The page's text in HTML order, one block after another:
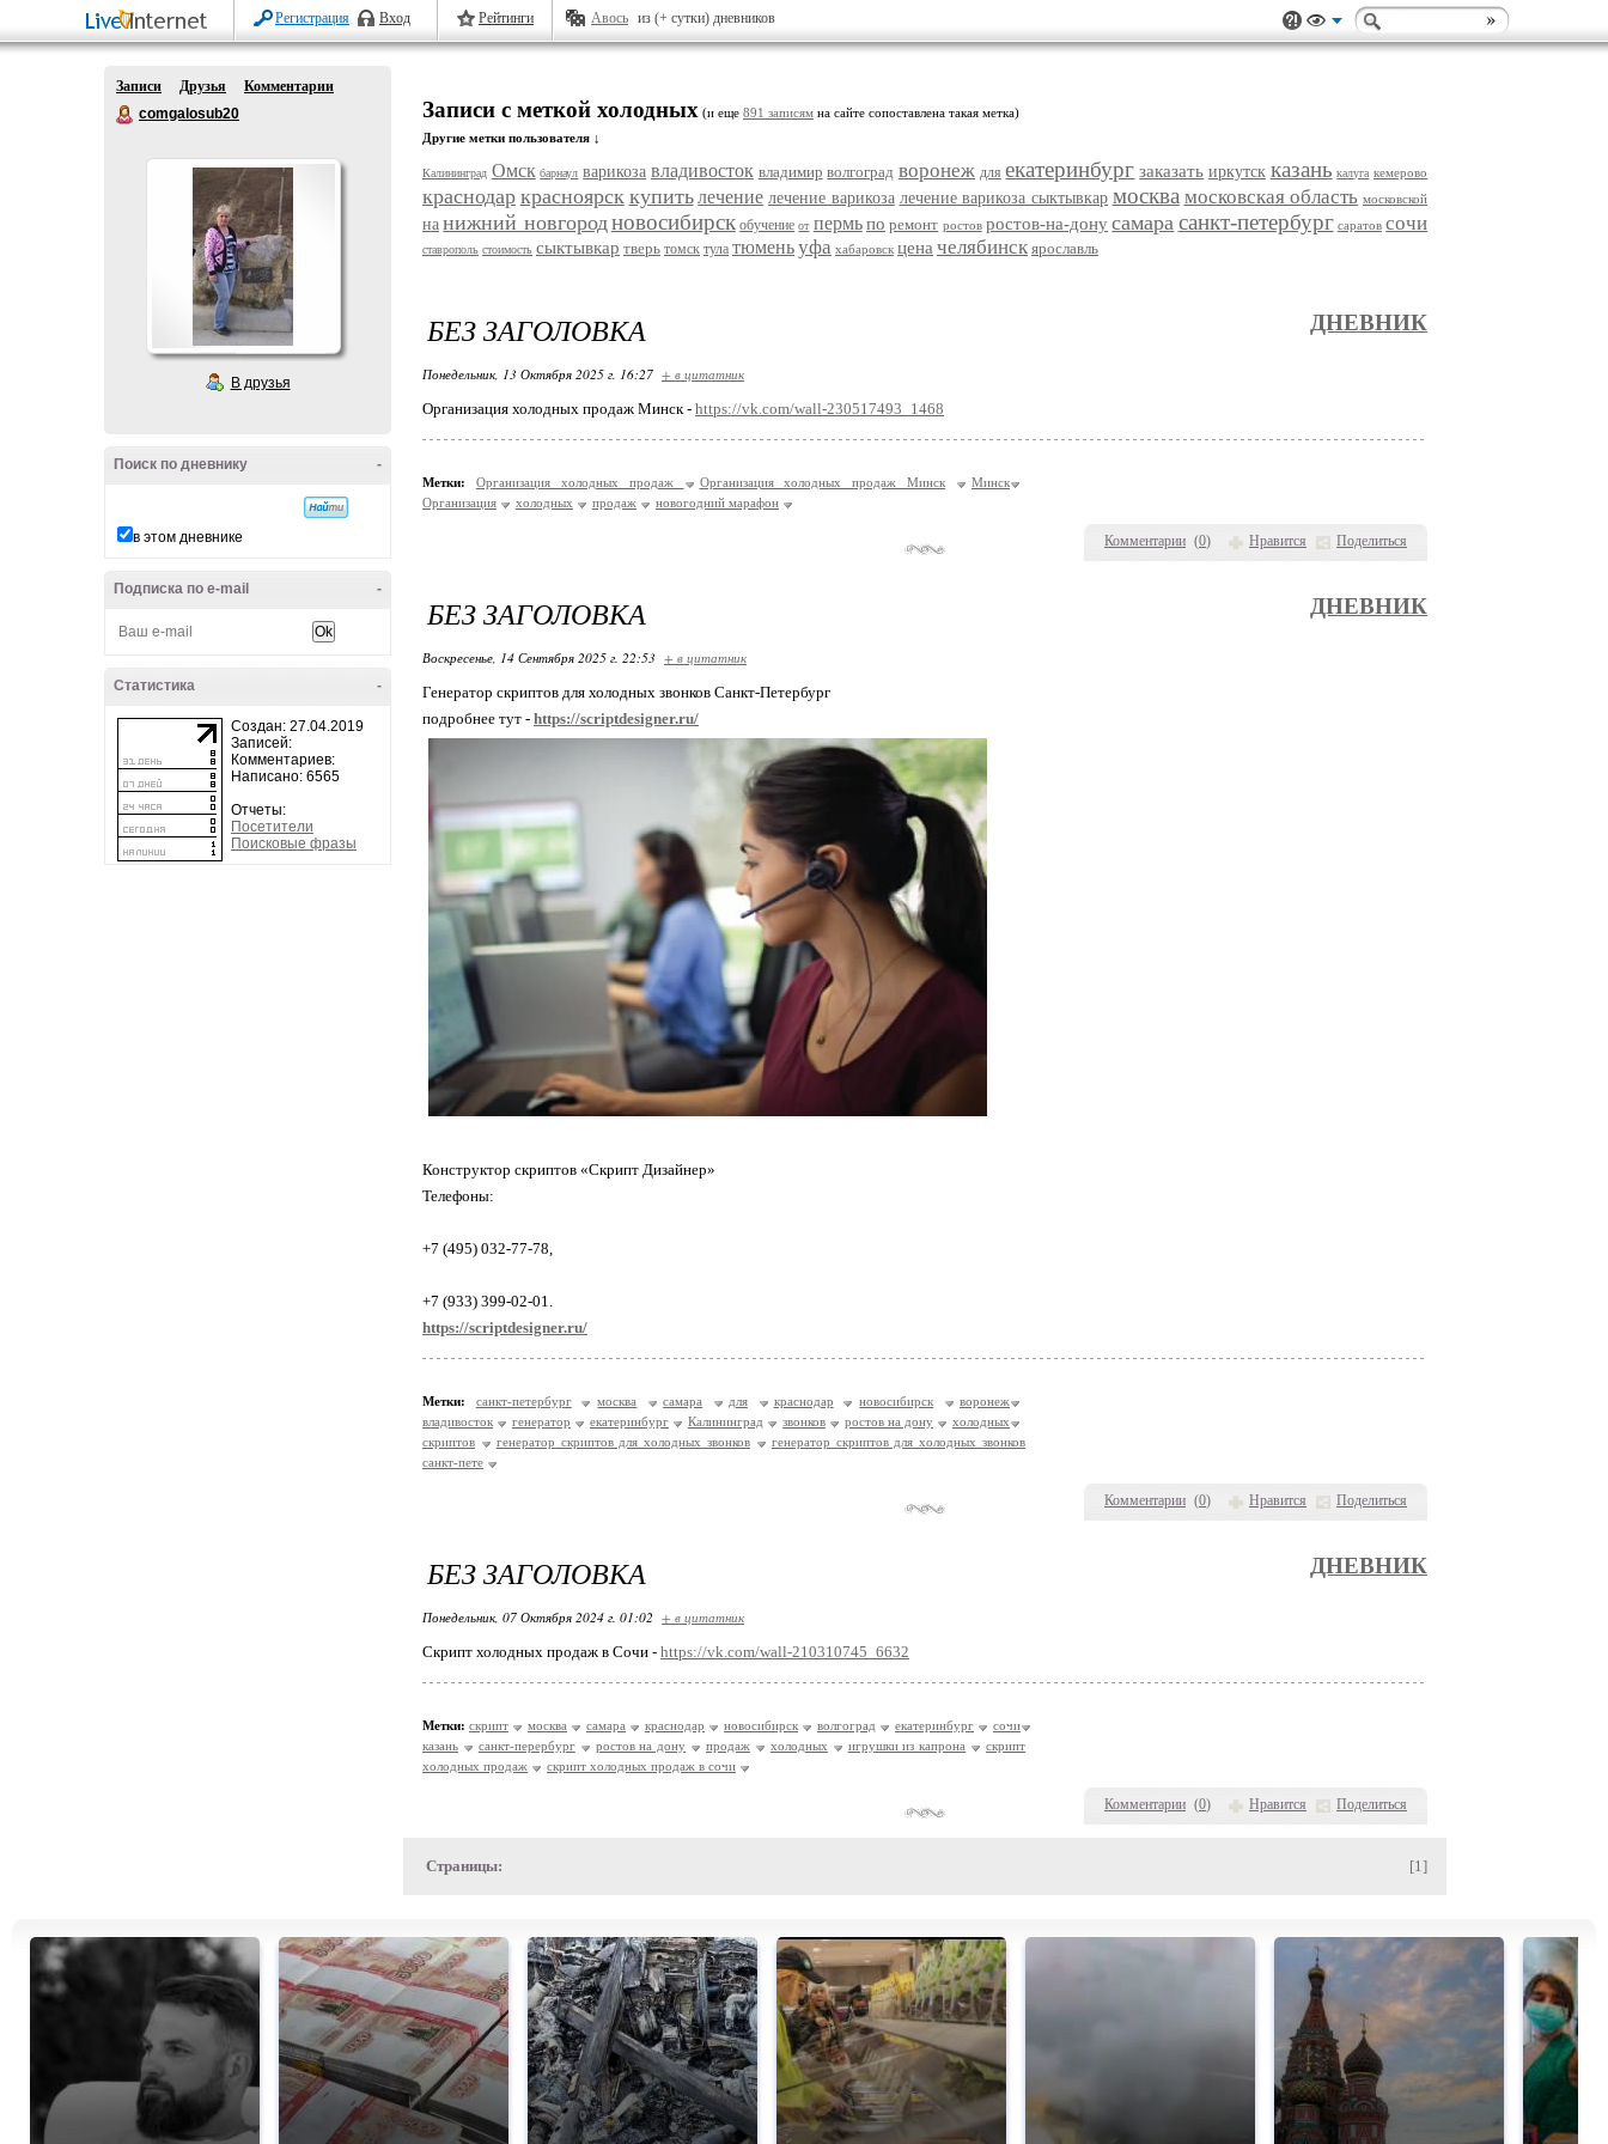
Регистрация Вход Рейтинги Авось из (+ сутки) дневников
Записи Друзья
Комментарии
comgalosub20
В друзья
-
Поиск по дневнику
в этом дневнике
-
Подписка по e-mail
-
Статистика
Создан: 27.04.2019
Записей:
Комментариев:
Написано: 6565
Отчеты:
Посетители
Поисковые фразы
Записи с меткой холодных (и еще 891 записям на сайте сопоставлена такая метка)
Другие метки пользователя ↓
Калининград Омск барнаул варикоза владивосток владимир волгоград воронеж для екатеринбург заказать иркутск казань калуга кемерово
краснодар красноярск купить лечение лечение варикоза лечение варикоза сыктывкар москва московская область московской
на нижний новгородновосибирск обучение от пермь по ремонт ростов ростов-на-дону самара санкт-петербург саратов сочи
ставрополь стоимость сыктывкар тверь томск тула тюменьуфа хабаровск цена челябинск ярославль
Комментарии (0) Нравится Поделиться
БЕЗ ЗАГОЛОВКА ДНЕВНИК
Понедельник, 13 Октября 2025 г. 16:27 + в цитатник
Организация холодных продаж Минск - https://vk.com/wall-230517493_1468
Метки: Организация холодных продаж Организация холодных продаж Минск
Минск
Организация
холодных продаж новогодний марафон
Комментарии (0) Нравится Поделиться
БЕЗ ЗАГОЛОВКА ДНЕВНИК
Воскресенье, 14 Сентября 2025 г. 22:53 + в цитатник
Генератор скриптов для холодных звонков Санкт-Петербург
подробнее тут - https://scriptdesigner.ru/
Конструктор скриптов «Скрипт Дизайнер»
Телефоны:
+7 (495) 032-77-78,
+7 (933) 399-02-01.
https://scriptdesigner.ru/
Метки: санкт-петербург москва самара для краснодар новосибирск
воронеж
владивосток
генератор екатеринбург Калининград звонков ростов на дону
холодных
скриптов
генератор скриптов для холодных звонков
генератор скриптов для холодных звонков
санкт-пете
Комментарии (0) Нравится Поделиться
БЕЗ ЗАГОЛОВКА ДНЕВНИК
Понедельник, 07 Октября 2024 г. 01:02 + в цитатник
Скрипт холодных продаж в Сочи - https://vk.com/wall-210310745_6632
Метки: скрипт москва самара краснодар новосибирск волгоград екатеринбург
сочи
казань
санкт-перербург ростов на дону продаж холодных игрушки из капрона
скрипт
холодных продаж
скрипт холодных продаж в сочи
Страницы: [1]